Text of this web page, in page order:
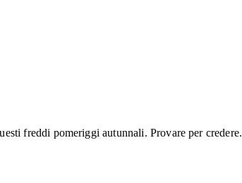
freddi pomeriggi autunnali. Provare per credere.